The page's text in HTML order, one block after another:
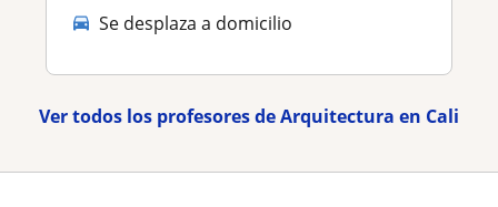
Se desplaza a domicilio
Ver todos los profesores de Arquitectura en Cali